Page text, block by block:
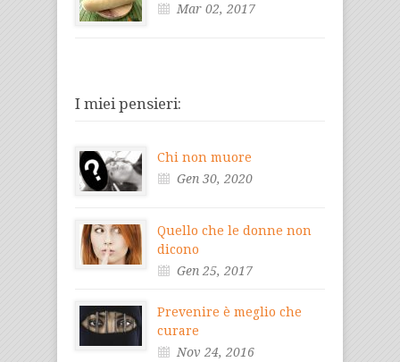
Mar 02, 2017
I miei pensieri:
Chi non muore
Gen 30, 2020
Quello che le donne non
dicono
Gen 25, 2017
Prevenire è meglio che
curare
Nov 24, 2016